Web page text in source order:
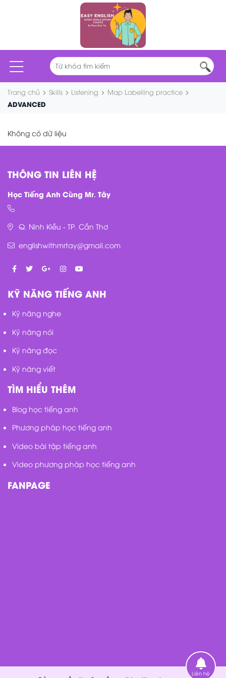
Trang chủ Skills Listening Map Labelling practice
ADVANCED
Không có dữ liệu
THÔNG TIN LIÊN HỆ
Học Tiếng Anh Cùng Mr. Tây
Q. Ninh Kiều - TP. Cần Thơ
englishwithmrtay@gmail.com
KỸ NĂNG TIẾNG ANH
Kỹ năng nghe
Kỹ năng nói
Kỹ năng đọc
Kỹ năng viết
TÌM HIỂU THÊM
Blog học tiếng anh
Phương pháp học tiếng anh
Video bài tập tiếng anh
Video phương pháp học tiếng anh
FANPAGE
Liên hệ